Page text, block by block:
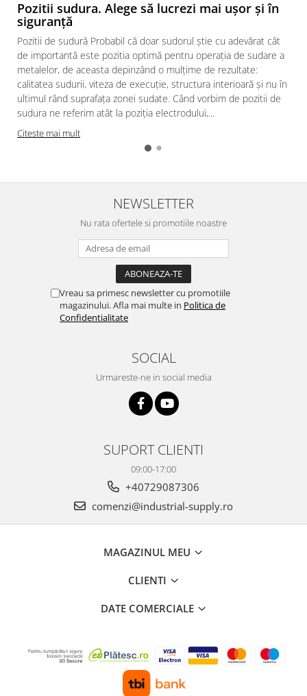
Pozitii sudura. Alege să lucrezi mai ușor și în
siguranță
Pozitii de sudură Probabil că doar sudorul știe cu adevărat cât
de importantă este pozitia optimă pentru operația de sudare a
metalelor, de aceasta depinzând o mulțime de rezultate:
calitatea sudurii, viteza de execuție, structura interioară și nu în
ultimul rând suprafața zonei sudate. Când vorbim de pozitii de
sudura ne referim atât la poziția electrodului,...
Citeste mai mult
NEWSLETTER
Nu rata ofertele si promotiile noastre
Vreau sa primesc newsletter cu promotiile
magazinului. Afla mai multe in Politica de
Confidentialitate
SOCIAL
Urmareste-ne in social media
SUPORT CLIENTI
09:00-17:00
+40729087306
comenzi@industrial-supply.ro
MAGAZINUL MEU
CLIENTI
DATE COMERCIALE